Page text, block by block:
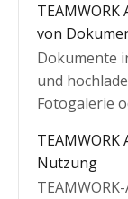
von
Dokumente
und
Fotogalerie
erstellen.
Nutzung